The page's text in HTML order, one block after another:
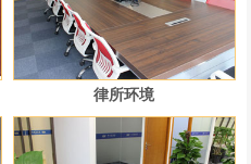
律所环境